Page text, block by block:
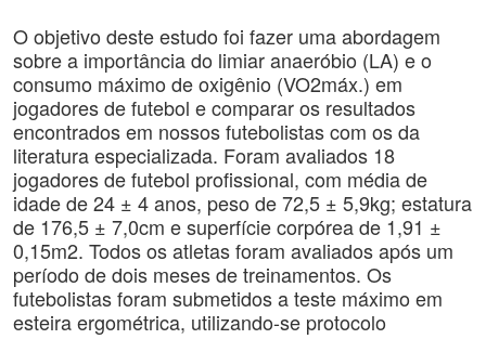
O objetivo deste estudo foi fazer uma abordagem
sobre a importância do limiar anaeróbio (LA) e o
consumo máximo de oxigênio (VO2máx.) em
jogadores de futebol e comparar os resultados
encontrados em nossos futebolistas com os da
literatura especializada. Foram avaliados 18
jogadores de futebol profissional, com média de
idade de 24 ± 4 anos, peso de 72,5 ± 5,9kg; estatura
de 176,5 ± 7,0cm e superfície corpórea de 1,91 ±
0,15m2. Todos os atletas foram avaliados após um
período de dois meses de treinamentos. Os
futebolistas foram submetidos a teste máximo em
esteira ergométrica, utilizando-se protocolo